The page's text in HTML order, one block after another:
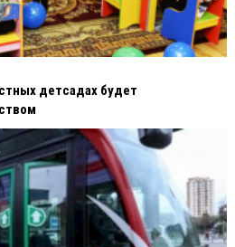
детсадах будет